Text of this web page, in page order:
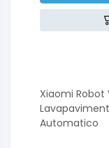
Xiaomi Robot
Automatico